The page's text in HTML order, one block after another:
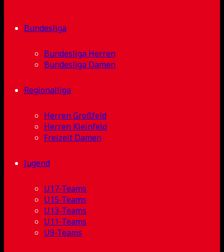
Bundesliga
Bundesliga Herren
Bundesliga Damen
Regionalliga
Herren Großfeld
Herren Kleinfeld
Freizeit Damen
Jugend
U17-Teams
U15-Teams
U13-Teams
U11-Teams
U9-Teams